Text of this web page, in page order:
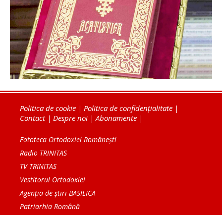
Politica de cookie | Politica de confidențialitate |
Contact| Despre noi | Abonamente |
Fototeca Ortodoxiei Românești
Radio TRINITAS
TV TRINITAS
Vestitorul Ortodoxiei
Agenţia de ştiri BASILICA
Patriarhia Română